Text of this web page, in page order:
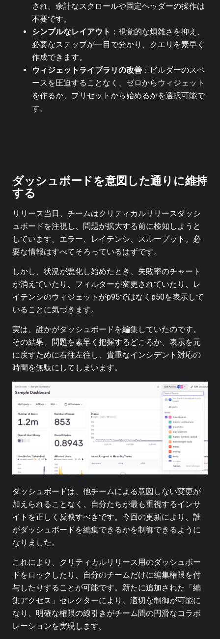
され、余計なスクロールや固定ヘッダーの操作は
不要です。
シンプルなレイアウト ：視覚的な煩雑さを抑え、
必要なステップが一目で分かり、クエリを素早く
作成できます。
ウィジェットライブラリの改善 ：ビルダーのスペ
ースを圧迫することなく、ゼロからウィジェット
を作るか、プリセットから始めるかを選択可能で
す。
ダッシュボードを意図した通りに維持
する
リリース当日、チームはクリティカルリリースダッシ
ュボードを注視し、問題が拡大する前に検知しようと
しています。エラー、レイテンシ、スループット。必
要な情報はすべてそろっているはずです。
しかし、状況が悪化し始めたとき、失敗率のチャート
が消えていたり、フィルターが変更されていたり、レ
イテンシのウィジェットがp95ではなくp50を表示して
いることに気づきます。
実は、誰かがダッシュボードを編集していたのです。
その結果、問題を素早く把握するどころか、表示を元
に戻すために右往左往し、貴重なインシデント対応の
時間を無駄にしてしまいます。
ダッシュボードは、他チームによる意図しない変更が
加えられることなく、自分たちが最も重視するインサ
イトを正しく反映すべきです。今回の更新により、誰
がダッシュボードを編集できるかを制御できるように
なりました。
これにより、クリティカルリリース用のダッシュボー
ドをロックしたり、自分のチームだけに編集権限を付
与したりすることが可能です。新たに追加された「編
集アクセス」セレクターにより、適切な制御が可能に
なり、明確な権限の線引きがチーム間の円滑なコラボ
レーションを実現します。